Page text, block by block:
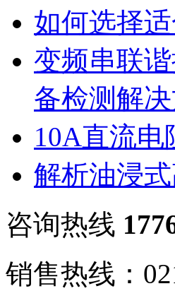
如何选择
变频串联
备检测解
10A直流电
解析油浸
咨询热线
销售热线：